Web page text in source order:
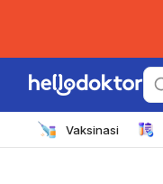
Vaksinasi